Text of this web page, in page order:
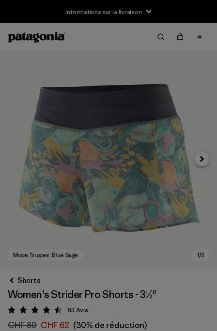
Informations sur la livraison
Shorts
Women's Strider Pro Shorts - 3½"
Évaluation: 4.5 / 5
83 Avis
CHF 89 CHF 62 (30% de réduction)